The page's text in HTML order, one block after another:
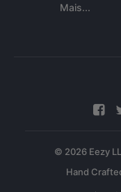
Mais...
© 2026 Eezy